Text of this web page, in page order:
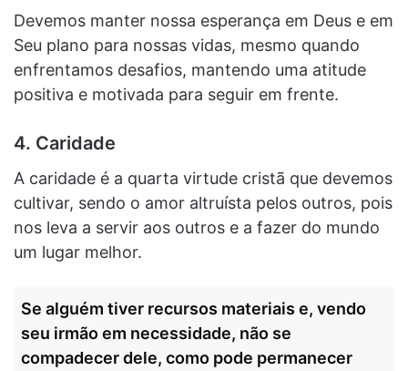
Devemos manter nossa esperança em Deus e em
Seu plano para nossas vidas, mesmo quando
enfrentamos desafios, mantendo uma atitude
positiva e motivada para seguir em frente.
4. Caridade
A caridade é a quarta virtude cristã que devemos
cultivar, sendo o amor altruísta pelos outros, pois
nos leva a servir aos outros e a fazer do mundo
um lugar melhor.
Se alguém tiver recursos materiais e, vendo
seu irmão em necessidade, não se
compadecer dele, como pode permanecer